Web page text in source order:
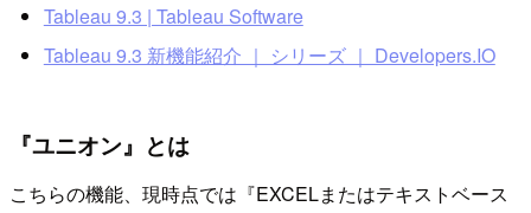
Tableau 9.3 | Tableau Software
Tableau 9.3 新機能紹介 ｜ シリーズ ｜ Developers.IO
『ユニオン』とは
こちらの機能、現時点では『EXCELまたはテキストベース